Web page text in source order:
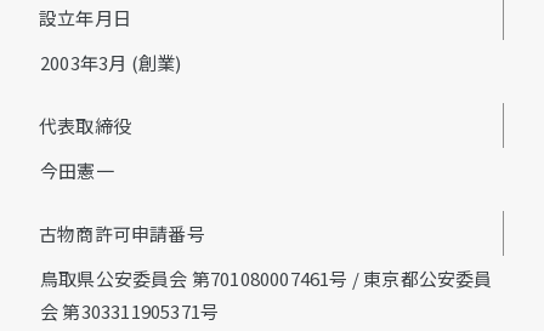
設立年月日
2003年3月 (創業)
代表取締役
今田憲一
古物商許可申請番号
鳥取県公安委員会 第701080007461号 / 東京都公安委員
会 第303311905371号